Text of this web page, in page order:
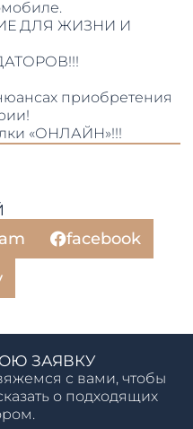
ДЛЯ ЖИЗНИ И
приобретения
«ОНЛАЙН»!!!
facebook
ЗАЯВКУ
с вами, чтобы
о подходящих